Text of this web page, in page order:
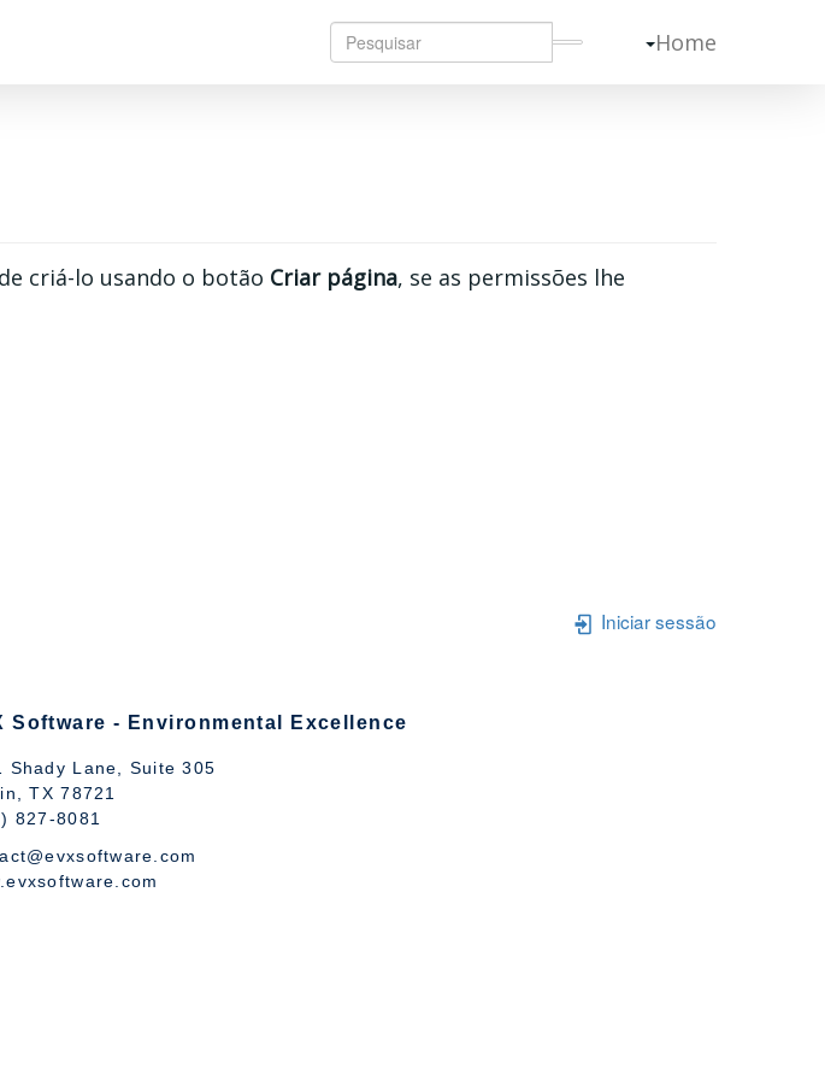
Home
criá-lo usando o botão Criar página, se as permissões lhe
Iniciar sessão
Software - Environmental Excellence
Shady Lane, Suite 305
TX 78721
827-8081